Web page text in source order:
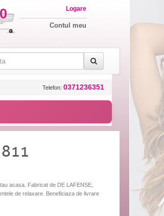
Logare
Contul meu
Telefon: 0371236351
acasa. Fabricat de DE LAFENSE,
de relaxare. Beneficiaza de livrare